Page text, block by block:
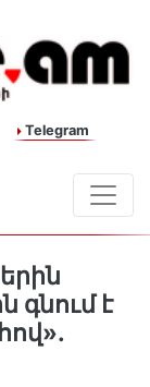
Telegram
գնում է